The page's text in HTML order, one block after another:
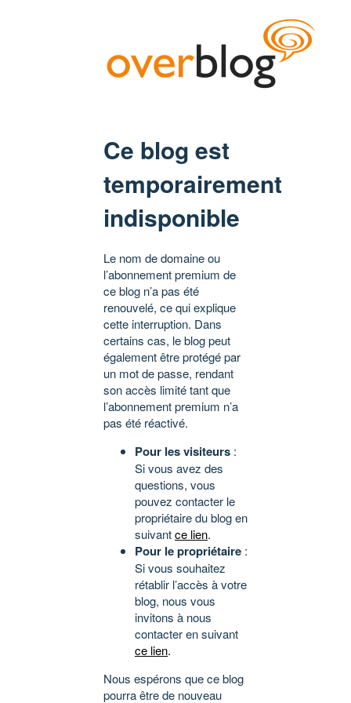
Ce blog est
temporairement
indisponible
Le nom de domaine ou
l’abonnement premium de
ce blog n’a pas été
renouvelé, ce qui explique
cette interruption. Dans
certains cas, le blog peut
également être protégé par
un mot de passe, rendant
son accès limité tant que
l’abonnement premium n’a
pas été réactivé.
Pour les visiteurs :
Si vous avez des
questions, vous
pouvez contacter le
propriétaire du blog en
suivantce lien.
Pour le propriétaire :
Si vous souhaitez
rétablir l’accès à votre
blog, nous vous
invitons à nous
contacter en suivant
ce lien.
Nous espérons que ce blog
pourra être de nouveau